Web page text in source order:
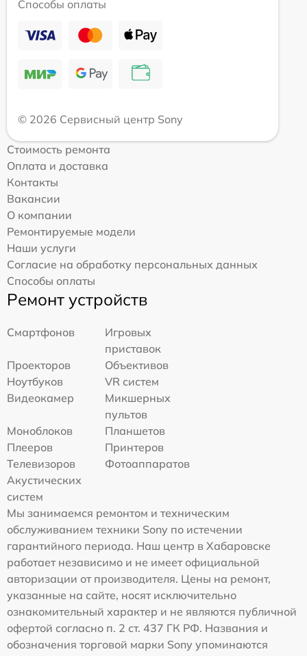
Способы оплаты
© 2026 Сервисный центр Sony
Стоимость ремонта
Оплата и доставка
Контакты
Вакансии
О компании
Ремонтируемые модели
Наши услуги
Согласие на обработку персональных данных
Способы оплаты
Ремонт устройств
Смартфонов
Игровых
приставок
Проекторов
Объективов
Ноутбуков
VR систем
Видеокамер
Микшерных
пультов
Моноблоков
Планшетов
Плееров
Принтеров
Телевизоров
Фотоаппаратов
Акустических
систем
Мы занимаемся ремонтом и техническим
обслуживанием техники Sony по истечении
гарантийного периода. Наш центр в Хабаровске
работает независимо и не имеет официальной
авторизации от производителя. Цены на ремонт,
указанные на сайте, носят исключительно
ознакомительный характер и не являются публичной
офертой согласно п. 2 ст. 437 ГК РФ. Названия и
обозначения торговой марки Sony упоминаются